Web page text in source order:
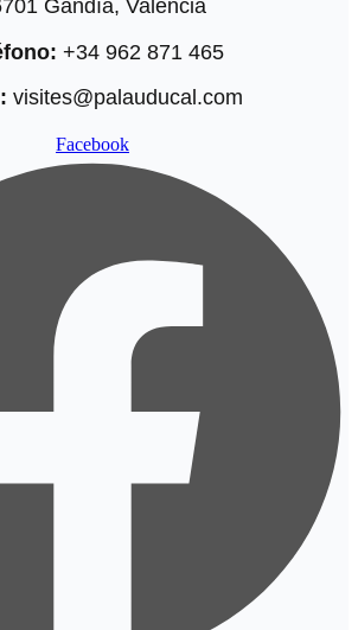
Gandía, Valencia
+34 962 871 465
visites@palauducal.com
Facebook